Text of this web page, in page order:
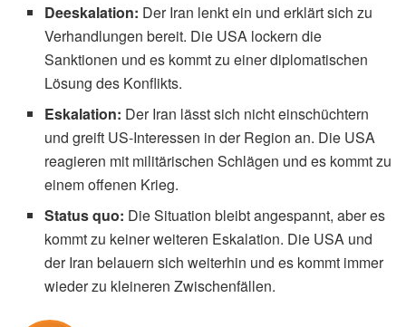
Deeskalation: Der Iran lenkt ein und erklärt sich zu
Verhandlungen bereit. Die USA lockern die
Sanktionen und es kommt zu einer diplomatischen
Lösung des Konflikts.
Eskalation: Der Iran lässt sich nicht einschüchtern
und greift US-Interessen in der Region an. Die USA
reagieren mit militärischen Schlägen und es kommt zu
einem offenen Krieg.
Status quo: Die Situation bleibt angespannt, aber es
kommt zu keiner weiteren Eskalation. Die USA und
der Iran belauern sich weiterhin und es kommt immer
wieder zu kleineren Zwischenfällen.